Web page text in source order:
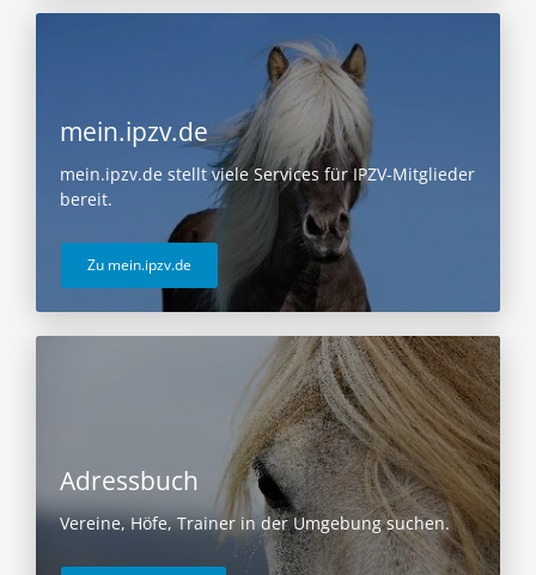
mein.ipzv.de
mein.ipzv.de stellt viele Services für IPZV-Mitglieder
bereit.
Zu mein.ipzv.de
Adressbuch
Vereine, Höfe, Trainer in der Umgebung suchen.